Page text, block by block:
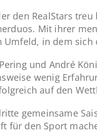
den RealStars
Mit ihrer
in dem
und André
wenig
auf den
gemeinsame
für den Sport